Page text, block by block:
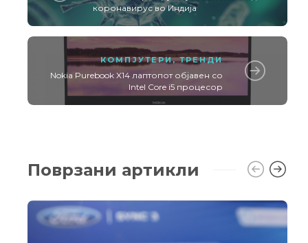
коронавирус во Индија
КОМПЈУТЕРИ,ТРЕНДИ
Nokia Purebook X14 лаптопот објавен со
Intel Core i5 процесор
Поврзани артикли